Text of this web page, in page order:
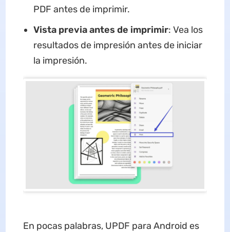
PDF antes de imprimir.
Vista previa antes de imprimir: Vea los
resultados de impresión antes de iniciar
la impresión.
En pocas palabras, UPDF para Android es